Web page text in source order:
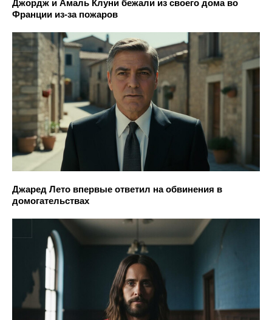
Джордж и Амаль Клуни бежали из своего дома во
Франции из-за пожаров
Джаред Лето впервые ответил на обвинения в
домогательствах